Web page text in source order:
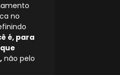
no
é, para
não pelo